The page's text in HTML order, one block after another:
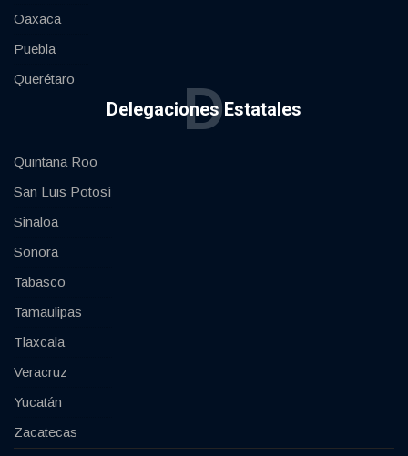
Oaxaca
Puebla
Querétaro
Delegaciones Estatales
D
Quintana Roo
San Luis Potosí
Sinaloa
Sonora
Tabasco
Tamaulipas
Tlaxcala
Veracruz
Yucatán
Zacatecas